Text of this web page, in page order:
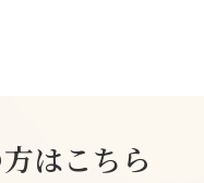
はこちら